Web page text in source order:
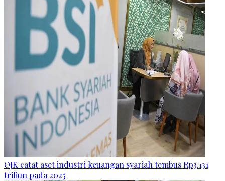
OJK catat aset industri keuangan syariah tembus Rp3.131
triliun pada 2025